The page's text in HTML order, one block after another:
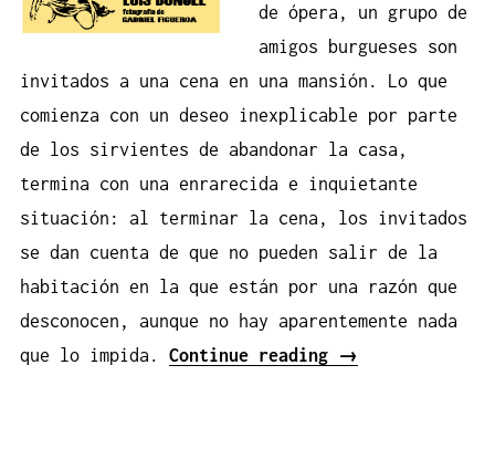
de ópera, un grupo de
amigos burgueses son
invitados a una cena en una mansión. Lo que
comienza con un deseo inexplicable por parte
de los sirvientes de abandonar la casa,
termina con una enrarecida e inquietante
situación: al terminar la cena, los invitados
se dan cuenta de que no pueden salir de la
habitación en la que están por una razón que
desconocen, aunque no hay aparentemente nada
que lo impida. Continue reading
«El
→